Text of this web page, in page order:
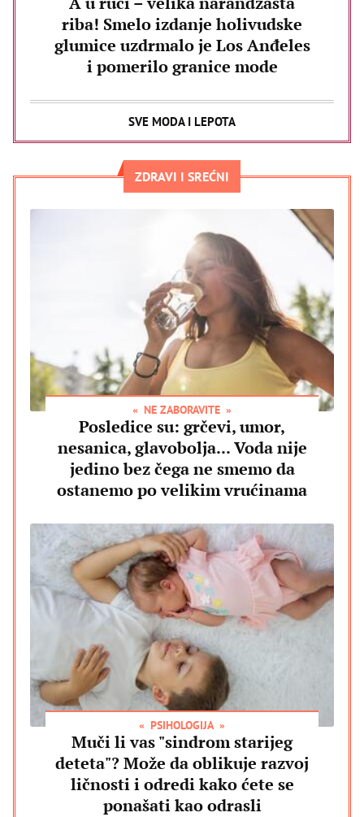
riba! Smelo izdanje holivudske
glumice uzdrmalo je Los Anđeles
i pomerilo granice mode
SVE MODA I LEPOTA
ZDRAVI I SREĆNI
NE ZABORAVITE
Posledice su: grčevi, umor,
nesanica, glavobolja... Voda nije
jedino bez čega ne smemo da
ostanemo po velikim vrućinama
PSIHOLOGIJA
Muči li vas "sindrom starijeg
deteta"? Može da oblikuje razvoj
ličnosti i odredi kako ćete se
ponašati kao odrasli